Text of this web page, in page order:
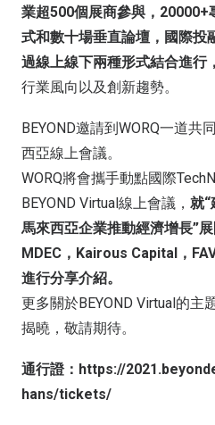
業超500個展商參與，20000+
式和數十場垂直論壇，國際投
過線上線下兩種形式結合進行，
行業風向以及創新趨勢。
BEYOND邀請到WORQ一道共
西亞線上會議。
WORQ將會攜手動點國際
BEYOND Virtual線上會議， 就“
馬來西亞企業推動經濟增長”
MDEC，Kairous Capital，
進行分享介紹。
更多關於BEYOND Virtual的主
揭曉，敬請期待。
通行證：https://
hans/tickets/